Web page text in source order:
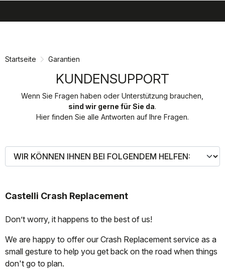
Startseite Garantien
KUNDENSUPPORT
Wenn Sie Fragen haben oder Unterstützung brauchen,
sind wir gerne für Sie da.
Hier finden Sie alle Antworten auf Ihre Fragen.
Castelli Crash Replacement
Don’t worry, it happens to the best of us!
We are happy to offer our Crash Replacement service as a
small gesture to help you get back on the road when things
don't go to plan.